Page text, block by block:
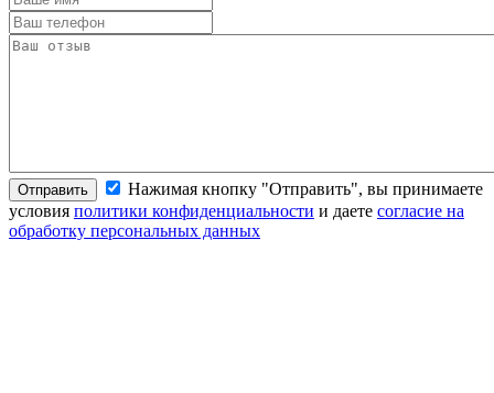
Отправить
Нажимая кнопку "Отправить", вы принимаете
условия политики конфиденциальности и даете согласие на
обработку персональных данных